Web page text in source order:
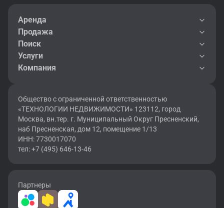
Аренда
Продажа
Поиск
Услуги
Компания
Общество с ограниченной ответственностью
«ТЕХНОЛОГИИ НЕДВИЖИМОСТИ» 123112, город
Москва, вн.тер. г. Муниципальный Округ Пресненский,
наб Пресненская, дом 12, помещение 1/13
ИНН: 7730017070
тел: +7 (495) 646-13-46
Партнеры